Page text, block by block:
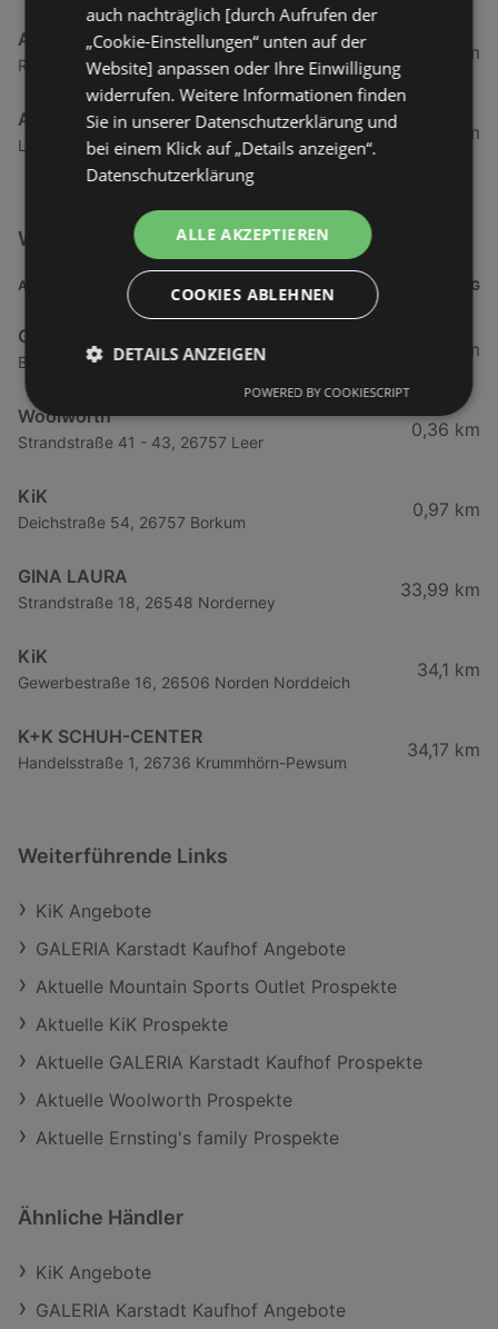
ABC SCHUH-CENTER
Raiffeisenstraße 34, 26180 Rastede
107,85 km
ABC SCHUH-CENTER
Lindenallee 11 - 17, 49624 Löningen
119,59 km
Weitere Mode & Lifestyle Filialen in der Nähe
ADRESSE ENTFERNUNG
GERRY WEBER
Bismarckstraße 10, 26757 Borkum
0,32 km
Woolworth
Strandstraße 41 - 43, 26757 Leer
0,36 km
KiK
Deichstraße 54, 26757 Borkum
0,97 km
GINA LAURA
Strandstraße 18, 26548 Norderney
33,99 km
KiK
Gewerbestraße 16, 26506 Norden Norddeich
34,1 km
K+K SCHUH-CENTER
Handelsstraße 1, 26736 Krummhörn-Pewsum
34,17 km
Weiterführende Links
KiK Angebote
GALERIA Karstadt Kaufhof Angebote
Aktuelle Mountain Sports Outlet Prospekte
Aktuelle KiK Prospekte
Aktuelle GALERIA Karstadt Kaufhof Prospekte
Aktuelle Woolworth Prospekte
Aktuelle Ernsting's family Prospekte
Ähnliche Händler
KiK Angebote
GALERIA Karstadt Kaufhof Angebote
auch nachträglich [durch Aufrufen der
„Cookie-Einstellungen“ unten auf der
Website] anpassen oder Ihre Einwilligung
widerrufen. Weitere Informationen finden
Sie in unserer Datenschutzerklärung und
bei einem Klick auf „Details anzeigen“.
Datenschutzerklärung
ALLE AKZEPTIEREN
COOKIES ABLEHNEN
DETAILS ANZEIGEN
POWERED BY COOKIESCRIPT